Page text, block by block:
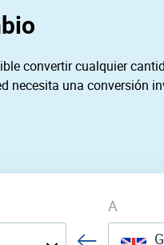
convertir cualquier
una conversión
A